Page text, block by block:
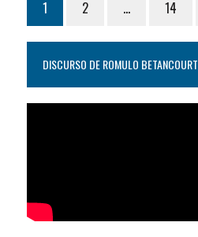
1 2 … 14
DISCURSO DE ROMULO BETANCOURT